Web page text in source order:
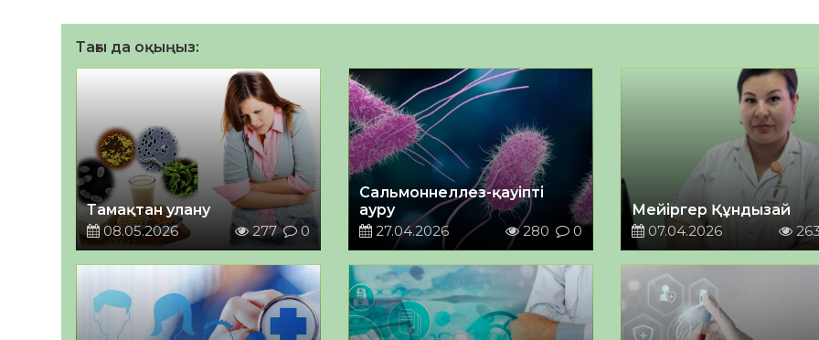
Тағы да оқыңыз:
Тамақтан улану
08.05.2026
277 0
Сальмоннеллез-қауіпті
ауру
27.04.2026
280 0
Мейіргер Құндызай
07.04.2026
263